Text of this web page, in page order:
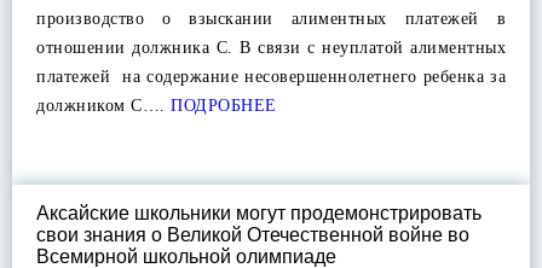
производство о взыскании алиментных платежей в
отношении должника С. В связи с неуплатой алиментных
платежей на содержание несовершеннолетнего ребенка за
должником С…. ПОДРОБНЕЕ
Аксайские школьники могут продемонстрировать
свои знания о Великой Отечественной войне во
Всемирной школьной олимпиаде